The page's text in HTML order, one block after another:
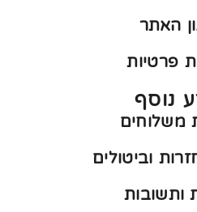
האתר
פרטיות
נוסף
משלוחים
וביטולים
ותשובות